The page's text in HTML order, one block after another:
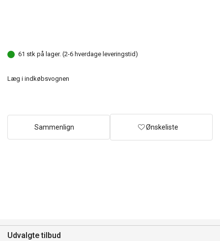
61 stk på lager. (2-6 hverdage leveringstid)
Læg i indkøbsvognen
Sammenlign Ønskeliste
Udvalgte tilbud